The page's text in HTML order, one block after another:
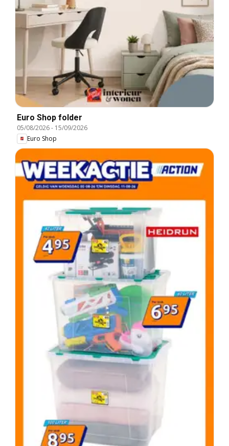
Euro Shop folder
05/08/2026- 15/09/2026
Euro Shop